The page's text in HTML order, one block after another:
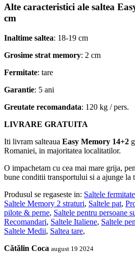
Alte caracteristici ale saltea
cm
Inaltime saltea: 18-19 cm
Grosime strat memory: 2 cm
Fermitate: tare
Garantie: 5 ani
Greutate recomandata: 120 kg / pers.
LIVRARE GRATUITA
Iti livram salteaua Easy Memory 14+2
Romaniei, in majoritatea localitatilor.
O impachetam cu cea mai mare grija,
bune conditii transportului si a ajunge la
Produsul se regaseste in: Saltele fermitate
Saltele Memory 2 straturi, Saltele pat,
pilote & perne, Saltele pentru persoane
Recomandari, Saltele Italiene, Saltele
Saltele Medii, Saltea tare,
Cătălin Coca august 19 2024